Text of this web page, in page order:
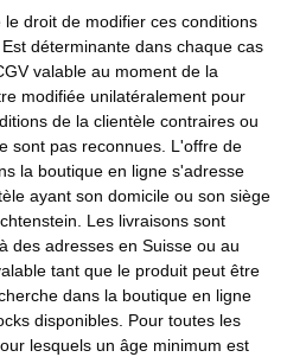
le droit de modifier ces conditions
déterminante dans chaque cas
valable au moment de la
modifiée unilatéralement pour
de la clientèle contraires ou
sont pas reconnues. L'offre de
la boutique en ligne s'adresse
ayant son domicile ou son siège
Les livraisons sont
des adresses en Suisse ou au
tant que le produit peut être
dans la boutique en ligne
disponibles. Pour toutes les
lesquels un âge minimum est